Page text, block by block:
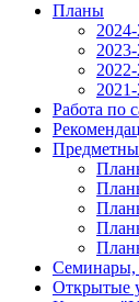
Планы
Работа по
Семинары,
Открытые